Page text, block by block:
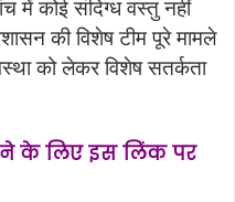
में कोई संदिग्ध वस्तु नहीं
की विशेष टीम पूरे मामले
को लेकर विशेष सतर्कता
के लिए इस लिंक पर